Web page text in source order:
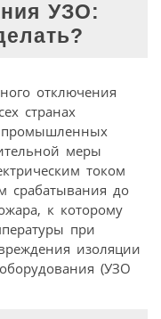
УЗО:
отключения
странах
промышленных
меры
током
срабатывания до
к которому
при
изоляции
(УЗО